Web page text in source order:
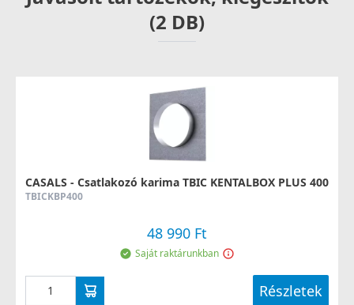
(2 DB)
CASALS - Csatlakozó karima TBIC KENTALBOX PLUS 400
TBICKBP400
48 990 Ft
Saját raktárunkban
Részletek